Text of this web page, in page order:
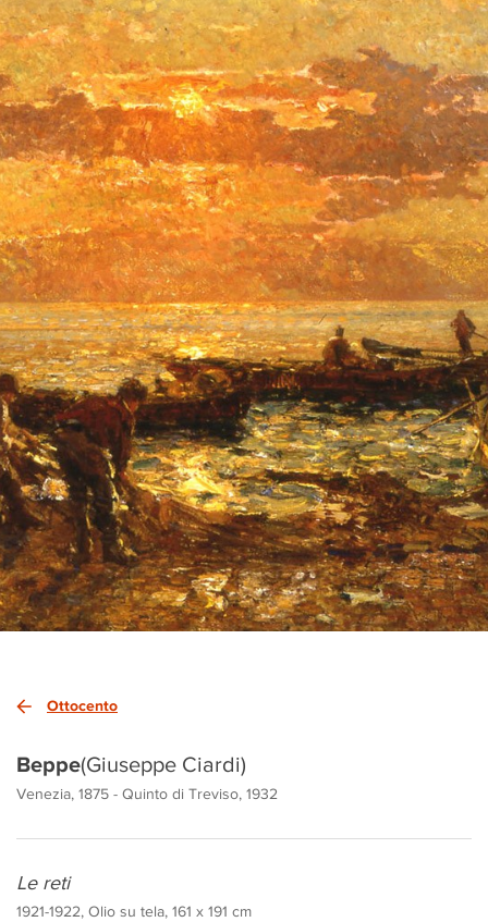
Ottocento
Beppe(Giuseppe Ciardi)
Venezia, 1875 - Quinto di Treviso, 1932
Le reti
1921-1922, Olio su tela, 161 x 191 cm